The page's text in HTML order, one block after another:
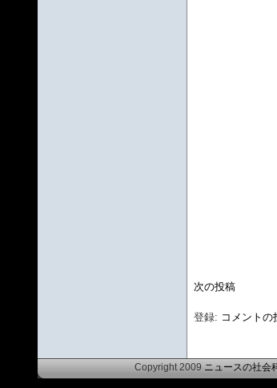
次の投稿
登録: コメントの
Copyright 2009 ニュースの社会